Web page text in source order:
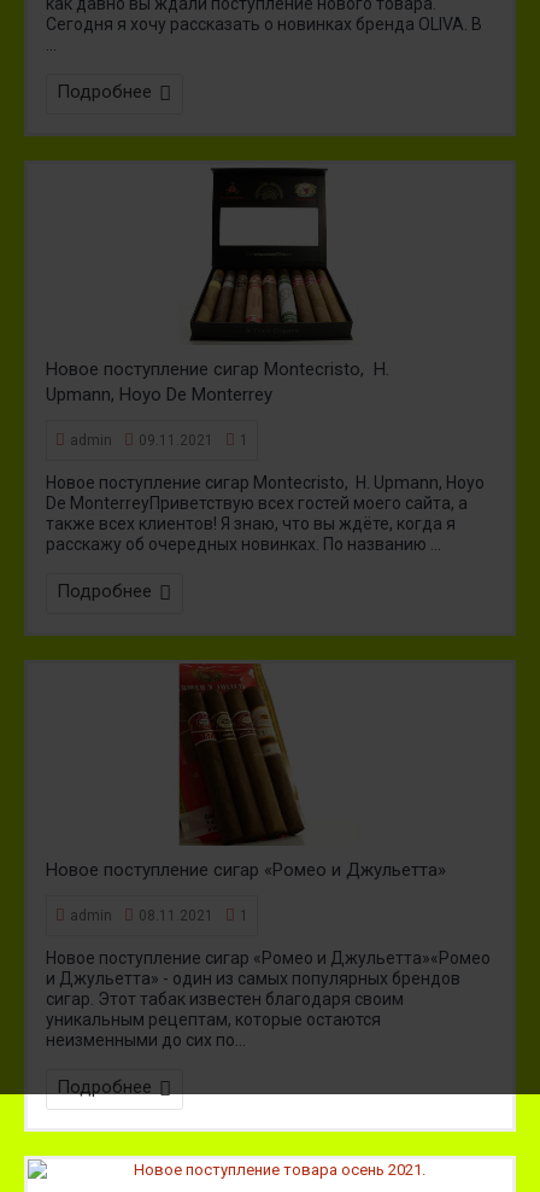
Сегодня я хочу рассказать о новинках бренда OLIVA. В
Подробнее
Новое поступление сигар Montecristo, H.
Upmann, Hoyo De Monterrey
admin 09.11.2021 1
Новое поступление сигар Montecristo, H. Upmann, Hoyo
De MonterreyПриветствую всех гостей моего сайта, а
также всех клиентов! Я знаю, что вы ждёте, когда я
расскажу об очередных новинках. По названию ...
Подробнее
Новое поступление сигар «Ромео и Джульетта»
admin 08.11.2021 1
Новое поступление сигар «Ромео и Джульетта»«Ромео
и Джульетта» - один из самых популярных брендов
сигар. Этот табак известен благодаря своим
уникальным рецептам, которые остаются
неизменными до сих по...
Подробнее